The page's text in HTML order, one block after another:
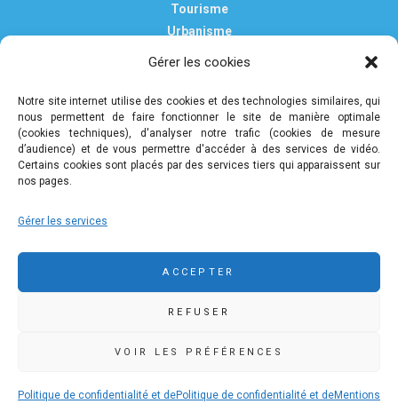
Gérer les cookies
Notre site internet utilise des cookies et des technologies similaires, qui
nous permettent de faire fonctionner le site de manière optimale
(cookies techniques), d'analyser notre trafic (cookies de mesure
d’audience) et de vous permettre d'accéder à des services de vidéo.
Certains cookies sont placés par des services tiers qui apparaissent sur
nos pages.
Gérer les services
ACCEPTER
REFUSER
VOIR LES PRÉFÉRENCES
Politique de confidentialité et dePolitique de confidentialité et deMentions
Tourisme
Urbanisme
Mentions légales
Politique de confidentialité et de protection des données
personnelles
02 98 86 36 46
www.ccpcp.bzh